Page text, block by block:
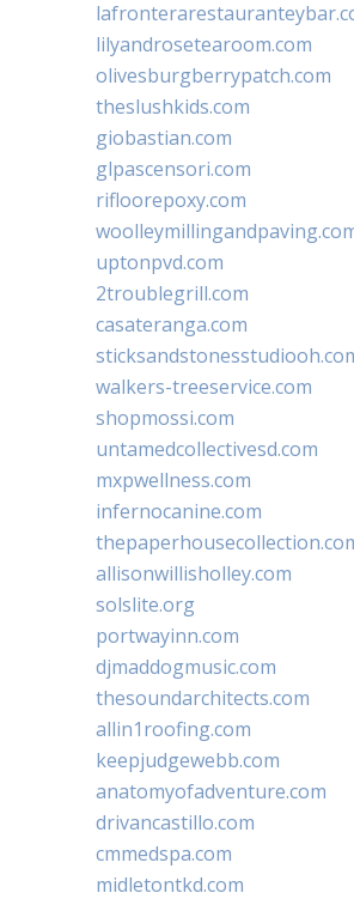
lilyandrosetearoom.com
olivesburgberrypatch.com
theslushkids.com
giobastian.com
glpascensori.com
rifloorepoxy.com
uptonpvd.com
2troublegrill.com
casateranga.com
walkers-treeservice.com
shopmossi.com
untamedcollectivesd.com
mxpwellness.com
infernocanine.com
allisonwillisholley.com
solslite.org
portwayinn.com
djmaddogmusic.com
thesoundarchitects.com
allin1roofing.com
keepjudgewebb.com
anatomyofadventure.com
drivancastillo.com
cmmedspa.com
midletontkd.com